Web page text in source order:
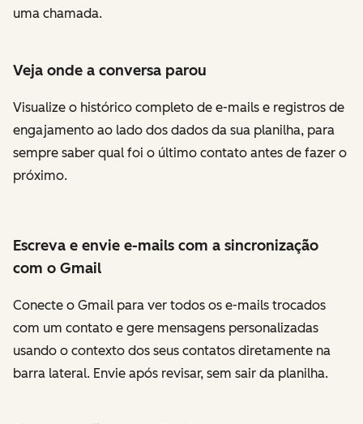
uma chamada.
Veja onde a conversa parou
Visualize o histórico completo de e-mails e registros de
engajamento ao lado dos dados da sua planilha, para
sempre saber qual foi o último contato antes de fazer o
próximo.
Escreva e envie e-mails com a sincronização
com o Gmail
Conecte o Gmail para ver todos os e-mails trocados
com um contato e gere mensagens personalizadas
usando o contexto dos seus contatos diretamente na
barra lateral. Envie após revisar, sem sair da planilha.